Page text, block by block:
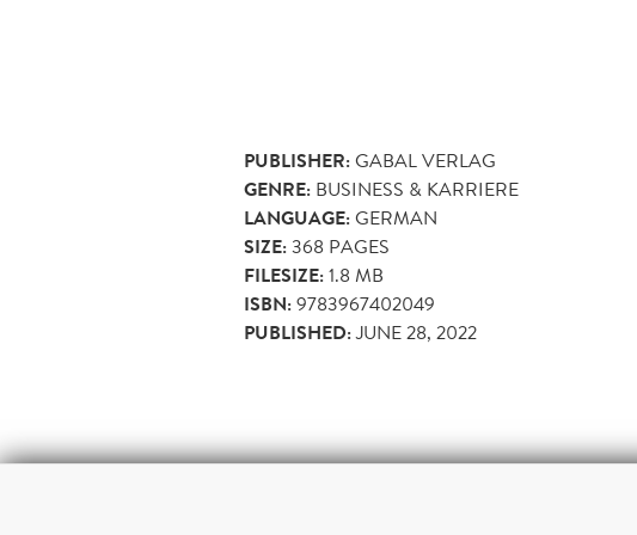
PUBLISHER:GABAL VERLAG
GENRE: BUSINESS & KARRIERE
LANGUAGE:GERMAN
SIZE:368 PAGES
FILESIZE:1.8 MB
ISBN:9783967402049
PUBLISHED:JUNE 28, 2022